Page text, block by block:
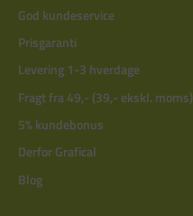
God kundeservice
Prisgaranti
Levering 1-3 hverdage
Fragt fra 49,- (39,- ekskl. moms)
5% kundebonus
Derfor Grafical
Blog